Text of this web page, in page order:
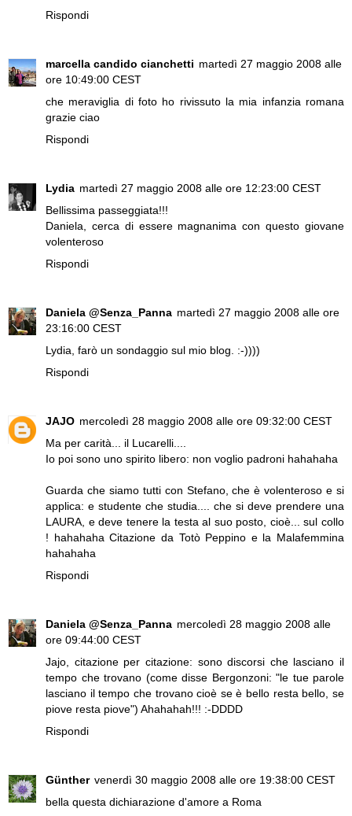
Rispondi
marcella candido cianchetti martedì 27 maggio 2008 alle
ore 10:49:00 CEST
che meraviglia di foto ho rivissuto la mia infanzia romana
grazie ciao
Rispondi
Lydia martedì 27 maggio 2008 alle ore 12:23:00 CEST
Bellissima passeggiata!!!
Daniela, cerca di essere magnanima con questo giovane
volenteroso
Rispondi
Daniela @Senza_Panna martedì 27 maggio 2008 alle ore
23:16:00 CEST
Lydia, farò un sondaggio sul mio blog. :-))))
Rispondi
JAJO mercoledì 28 maggio 2008 alle ore 09:32:00 CEST
Ma per carità... il Lucarelli....
Io poi sono uno spirito libero: non voglio padroni hahahaha
Guarda che siamo tutti con Stefano, che è volenteroso e si
applica: e studente che studia.... che si deve prendere una
LAURA, e deve tenere la testa al suo posto, cioè... sul collo
! hahahaha Citazione da Totò Peppino e la Malafemmina
hahahaha
Rispondi
Daniela @Senza_Panna mercoledì 28 maggio 2008 alle
ore 09:44:00 CEST
Jajo, citazione per citazione: sono discorsi che lasciano il
tempo che trovano (come disse Bergonzoni: "le tue parole
lasciano il tempo che trovano cioè se è bello resta bello, se
piove resta piove") Ahahahah!!! :-DDDD
Rispondi
Günther venerdì 30 maggio 2008 alle ore 19:38:00 CEST
bella questa dichiarazione d'amore a Roma